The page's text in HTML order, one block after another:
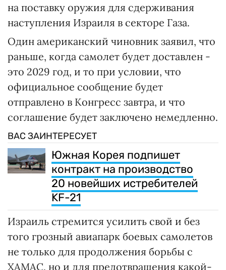
на поставку оружия для сдерживания
наступления Израиля в секторе Газа.
Один американский чиновник заявил, что
раньше, когда самолет будет доставлен -
это 2029 год, и то при условии, что
официальное сообщение будет
отправлено в Конгресс завтра, и что
соглашение будет заключено немедленно.
ВАС ЗАИНТЕРЕСУЕТ
Южная Корея подпишет
контракт на производство
20 новейших истребителей
KF-21
Израиль стремится усилить свой и без
того грозный авиапарк боевых самолетов
не только для продолжения борьбы с
ХАМАС, но и для предотвращения какой-